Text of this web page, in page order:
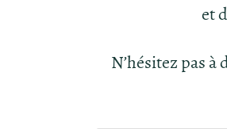
et
N’hésitez pas